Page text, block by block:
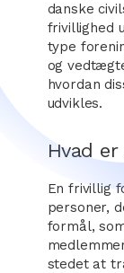
danske
frivillighed
type
og
hvordan
udvikles.
Hvad
En frivillig
personer,
formål,
stedet at